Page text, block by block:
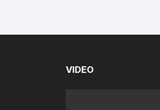
VIDEO